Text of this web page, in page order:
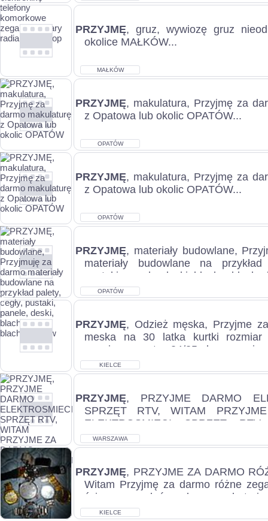
PRZYJMĘ, gruz, wywiozę gruz
okolice MAŁKÓW...
MAŁKÓW
PRZYJMĘ, makulatura, Przyjmę za
z Opatowa lub okolic OPATÓW...
OPATÓW
PRZYJMĘ, makulatura, Przyjmę za
z Opatowa lub okolic OPATÓW...
OPATÓW
PRZYJMĘ, materiały budowlane,
materiały budowlane na
pustaki, panele, deski, blacha,
OPATÓW
PRZYJMĘ, Odzież męska, Przyjme
meska na 30 latka kurtki rozmiar
rozmiar na metce 34/35 plusy
KIELCE
PRZYJMĘ, PRZYJME DARMO
SPRZĘT RTV, WITAM
ELEKTROSMIECI SPRZĘT RTV
MNIE TAKIE ZECZY JAK
WARSZAWA
PRZYJMĘ, PRZYJME ZA DARMO
Witam Przyjmę za darmo różne
ścianę na łańcuszku na
sprawne...
KIELCE